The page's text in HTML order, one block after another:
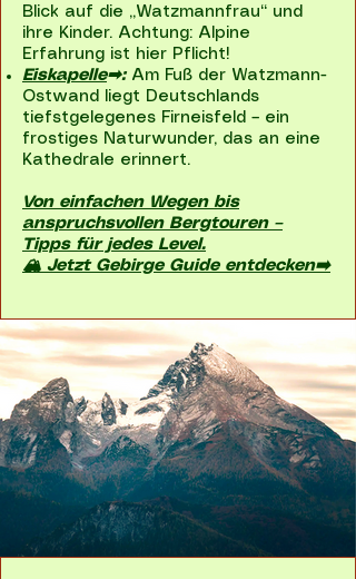
Blick auf die „Watzmannfrau“ und
ihre Kinder. Achtung: Alpine
Erfahrung ist hier Pflicht!
Eiskapelle➡:Am Fuß der Watzmann-
Ostwand liegt Deutschlands
tiefstgelegenes Firneisfeld – ein
frostiges Naturwunder, das an eine
Kathedrale erinnert.
Von einfachen Wegen bis
anspruchsvollen Bergtouren –
Tipps für jedes Level.
🏔 Jetzt Gebirge Guide entdecken➡